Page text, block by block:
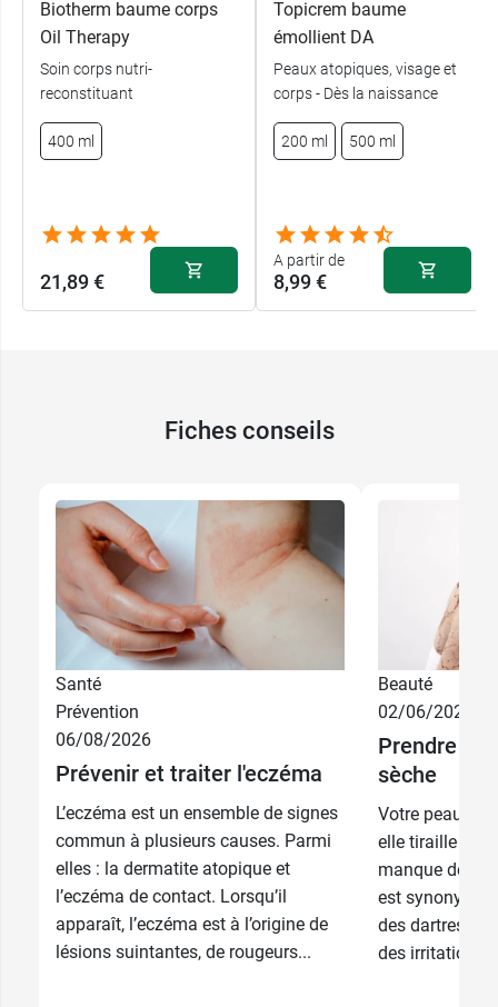
Adapté aux peaux sensibles
50 % d'eau thermale de Saint Gervais Mont
Blanc
Texture riche et non collante
Pénètre rapidement
Formule non parfumée
Biotherm baume corps
Oil Therapy
Soin corps nutri-
reconstituant
400 ml
21,89 €
Topicrem baume
émollient DA
Peaux atopiques, visage et
corps - Dès la naissance
200 ml 500 ml
A partir de
8,99 €
Fiches conseils
Santé
Prévention
06/08/2026
Prévenir et traiter l'eczéma
L’eczéma est un ensemble de signes
commun à plusieurs causes. Parmi
elles : la dermatite atopique et
l’eczéma de contact. Lorsqu’il
apparaît, l’eczéma est à l’origine de
lésions suintantes, de rougeurs...
Beauté
02/06/2026
Prendre
sèche
Votre peau est
elle tiraille ?
manque de
est synonyme
des dartres,
des irritations